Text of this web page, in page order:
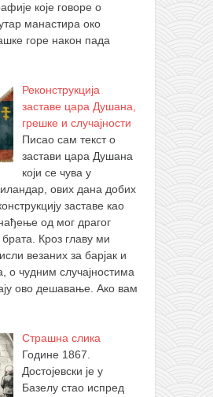
које говоре о
манастира око
горе након пада
Реконструкција
заставе цара Душана,
грешке и случајности
Писао сам текст о
застави цара Душана
који се чува у
ових дана добих
заставе као
од мог драгог
Кроз главу ми
везаних за барјак и
о чудним случајностима
ово дешавање. Ако вам
Страшна слика
Године 1867.
Достојевски је у
Базелу стао испред